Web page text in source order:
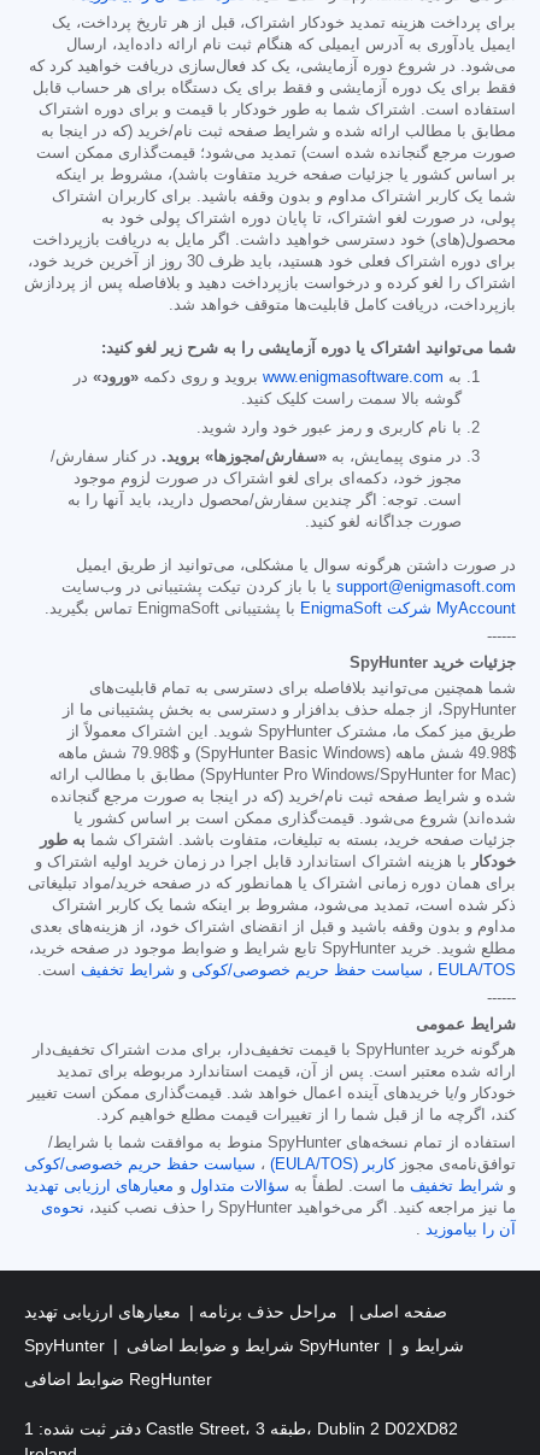
برای پرداخت هزینه تمدید خودکار اشتراک، قبل از هر تاریخ پرداخت، یک
ایمیل یادآوری به آدرس ایمیلی که هنگام ثبت نام ارائه داده‌اید، ارسال
می‌شود. در شروع دوره آزمایشی، یک کد فعال‌سازی دریافت خواهید کرد که
فقط برای یک دوره آزمایشی و فقط برای یک دستگاه برای هر حساب قابل
استفاده است. اشتراک شما به طور خودکار با قیمت و برای دوره اشتراک
مطابق با مطالب ارائه شده و شرایط صفحه ثبت نام/خرید (که در اینجا به
صورت مرجع گنجانده شده است) تمدید می‌شود؛ قیمت‌گذاری ممکن است
بر اساس کشور یا جزئیات صفحه خرید متفاوت باشد)، مشروط بر اینکه
شما یک کاربر اشتراک مداوم و بدون وقفه باشید. برای کاربران اشتراک
پولی، در صورت لغو اشتراک، تا پایان دوره اشتراک پولی خود به
محصول(های) خود دسترسی خواهید داشت. اگر مایل به دریافت بازپرداخت
برای دوره اشتراک فعلی خود هستید، باید ظرف 30 روز از آخرین خرید خود،
اشتراک را لغو کرده و درخواست بازپرداخت دهید و بلافاصله پس از پردازش
بازپرداخت، دریافت کامل قابلیت‌ها متوقف خواهد شد.
شما می‌توانید اشتراک یا دوره آزمایشی را به شرح زیر لغو کنید:
به www.enigmasoftware.com بروید و روی دکمه «ورود» در
گوشه بالا سمت راست کلیک کنید.
با نام کاربری و رمز عبور خود وارد شوید.
در منوی پیمایش، به «سفارش/مجوزها» بروید. در کنار سفارش/
مجوز خود، دکمه‌ای برای لغو اشتراک در صورت لزوم موجود
است. توجه: اگر چندین سفارش/محصول دارید، باید آنها را به
صورت جداگانه لغو کنید.
در صورت داشتن هرگونه سوال یا مشکلی، می‌توانید از طریق ایمیل
support@enigmasoft.com یا با باز کردن تیکت پشتیبانی در وب‌سایت
MyAccount شرکت EnigmaSoft
با پشتیبانی EnigmaSoft تماس بگیرید.
------
جزئیات خرید SpyHunter
شما همچنین می‌توانید بلافاصله برای دسترسی به تمام قابلیت‌های
SpyHunter، از جمله حذف بدافزار و دسترسی به بخش پشتیبانی ما از
طریق میز کمک ما، مشترک SpyHunter شوید. این اشتراک معمولاً از
$49.98
شش ماهه (SpyHunter Basic Windows) و $79.98
شش ماهه
(SpyHunter Pro Windows/SpyHunter for Mac) مطابق با مطالب ارائه
شده و شرایط صفحه ثبت نام/خرید (که در اینجا به صورت مرجع گنجانده
شده‌اند) شروع می‌شود. قیمت‌گذاری ممکن است بر اساس کشور یا
جزئیات صفحه خرید، بسته به تبلیغات، متفاوت باشد. اشتراک شما به طور
خودکار
با هزینه اشتراک استاندارد قابل اجرا در زمان خرید اولیه اشتراک و
برای همان دوره زمانی اشتراک یا همانطور که در صفحه خرید/مواد تبلیغاتی
ذکر شده است، تمدید می‌شود، مشروط بر اینکه شما یک کاربر اشتراک
مداوم و بدون وقفه باشید و قبل از انقضای اشتراک خود، از هزینه‌های بعدی
مطلع شوید. خرید SpyHunter تابع شرایط و ضوابط موجود در صفحه خرید،
EULA/TOS ، سیاست حفظ حریم خصوصی/کوکی و شرایط تخفیف است.
------
شرایط عمومی
هرگونه خرید SpyHunter با قیمت تخفیف‌دار، برای مدت اشتراک تخفیف‌دار
ارائه شده معتبر است. پس از آن، قیمت استاندارد مربوطه برای تمدید
خودکار و/یا خریدهای آینده اعمال خواهد شد. قیمت‌گذاری ممکن است تغییر
کند، اگرچه ما از قبل شما را از تغییرات قیمت مطلع خواهیم کرد.
استفاده از تمام نسخه‌های SpyHunter منوط به موافقت شما با شرایط/
توافق‌نامه‌ی مجوز کاربر (EULA/TOS) ، سیاست حفظ حریم خصوصی/کوکی
و شرایط تخفیف ما است. لطفاً به سؤالات متداول و معیارهای ارزیابی تهدید
ما نیز مراجعه کنید. اگر می‌خواهید SpyHunter را حذف نصب کنید،
نحوه‌ی
آن را بیاموزید .
صفحه اصلی مراحل حذف برنامه
معیارهای ارزیابی تهدید
SpyHunter
شرایط و ضوابط اضافی SpyHunter
شرایط و
ضوابط اضافی RegHunter
دفتر ثبت شده: 1 Castle Street، طبقه 3، Dublin 2 D02XD82